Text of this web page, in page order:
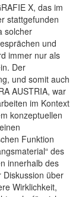
X, das im
stattgefunden
solcher
und
immer nur als
Der
und somit auch
AUSTRIA, war
im Kontext
konzeptuellen
Funktion
des
innerhalb des
Diskussion über
Wirklichkeit,